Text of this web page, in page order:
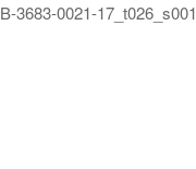
3683-0021-17_t026_s001